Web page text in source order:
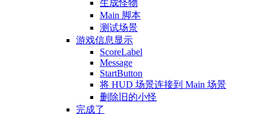
生成怪物
Main 脚本
测试场景
游戏信息显示
ScoreLabel
Message
StartButton
将 HUD 场景连接到 Main 场景
删除旧的小怪
完成了